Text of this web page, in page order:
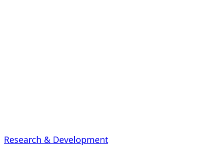
Research & Development